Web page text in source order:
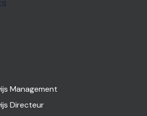
Management
Directeur